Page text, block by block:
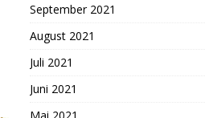
September 2021
August 2021
Juli 2021
Juni 2021
Mai 2021